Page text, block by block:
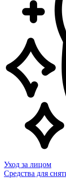
Уход за лицом
Средства для